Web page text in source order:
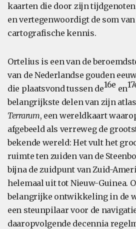
kaarten die door zijn
en vertegenwoordigt de som van
cartografische kennis.
Ortelius is een van de
van de Nederlandse gouden
die plaatsvond tussen de16e en
belangrijkste delen van zijn
Terrarum, een wereldkaart
afgebeeld als verreweg de
bekende wereld: Het vult het
ruimte ten zuiden van de
bijna de zuidpunt van Zuid-
helemaal uit tot Nieuw-Guinea.
belangrijke ontwikkeling in de
een steunpilaar voor de
daaropvolgende decennia